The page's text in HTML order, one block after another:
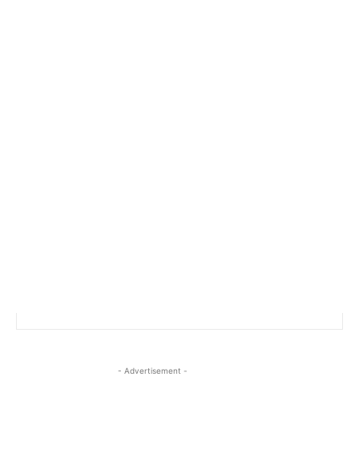
- Advertisement -